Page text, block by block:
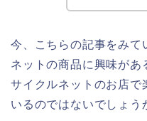
今、こちらの記事をみて
ネットの商品に興味があ
サイクルネットのお店で
いるのではないでしょう